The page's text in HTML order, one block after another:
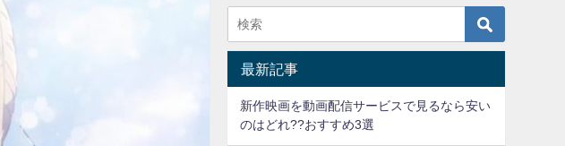
最新記事
新作映画を動画配信サービスで見るなら安い
のはどれ??おすすめ3選